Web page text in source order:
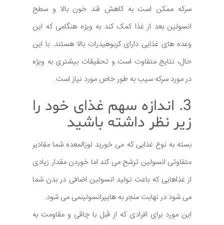
سرکه ممکن است به کاهش قند خون بالا و سطح
انسولین بعد از غذا کمک کند به ویژه هنگامی که این
وعده های غذایی دارای کربوهیدرات بالا هستند. با این
حال، نتایج متفاوت است و تحقیقات بیشتری به ویژه
در مورد سرکه سیب به طور خاص مورد نیاز است.
3. اندازه سهم غذای خود را
زیر نظر داشته باشید
بسته به نوع غذایی که می خورید لوزالمعده شما مقادیر
متفاوتی انسولین ترشح می کند اما خوردن مقدار زیادی
از غذاهایی که باعث تولید انسولین اضافی در بدن شما
می شود در نهایت منجر به هایپرانسولینمی می شود.
این مورد برای افرادی که از قبل با چاقی و مقاومت به